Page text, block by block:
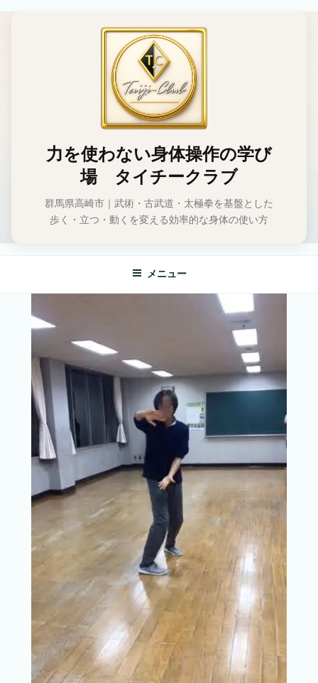
力を使わない身体操作の学び
場 タイチークラブ
群馬県高崎市｜武術・古武道・太極拳を基盤とした
歩く・立つ・動くを変える効率的な身体の使い方
メニュー